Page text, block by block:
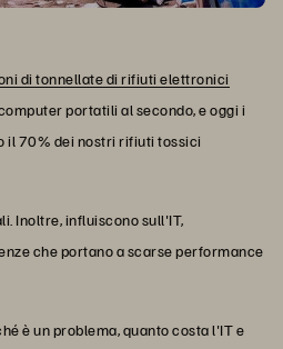
di tonnellate di rifiuti elettronici
portatili al secondo, e oggi i
70% dei nostri rifiuti tossici
Inoltre, influiscono sull'IT,
che portano a scarse performance
è un problema, quanto costa l'IT e